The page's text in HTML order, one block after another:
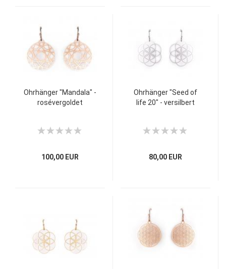
Ohrhänger "Mandala" -
rosévergoldet
100,00 EUR
Ohrhänger "Seed of
life 20" - versilbert
80,00 EUR